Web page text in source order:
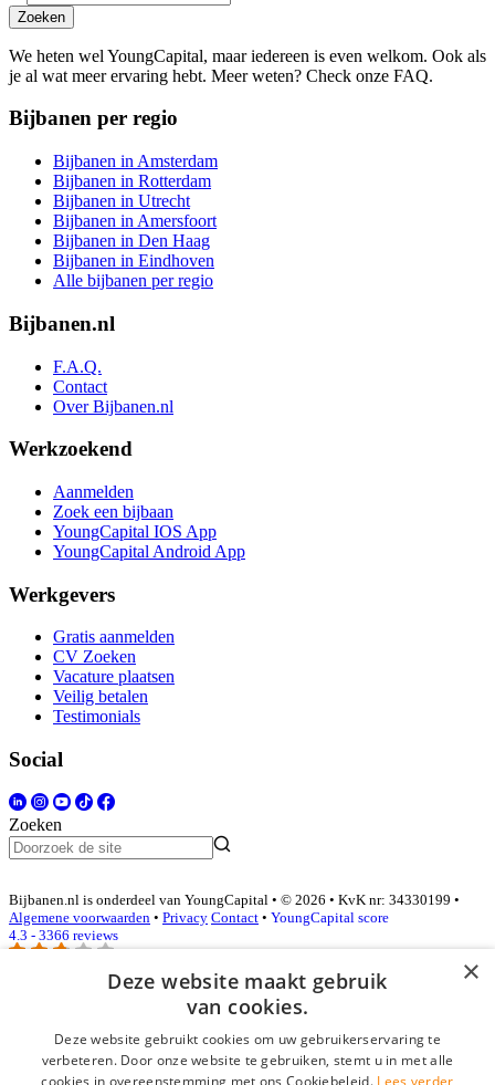
Zoeken
We heten wel YoungCapital, maar iedereen is even welkom. Ook als
je al wat meer ervaring hebt. Meer weten? Check onze FAQ.
Bijbanen per regio
Bijbanen in Amsterdam
Bijbanen in Rotterdam
Bijbanen in Utrecht
Bijbanen in Amersfoort
Bijbanen in Den Haag
Bijbanen in Eindhoven
Alle bijbanen per regio
Bijbanen.nl
F.A.Q.
Contact
Over Bijbanen.nl
Werkzoekend
Aanmelden
Zoek een bijbaan
YoungCapital IOS App
YoungCapital Android App
Werkgevers
Gratis aanmelden
CV Zoeken
Vacature plaatsen
Veilig betalen
Testimonials
Social
Zoeken
Bijbanen.nl is onderdeel van YoungCapital • © 2026 • KvK nr: 34330199 •
Algemene voorwaarden • Privacy Contact • YoungCapital score
4.3 - 3366 reviews
E-mail*
×
Deze website maakt gebruik
van cookies.
Deze website gebruikt cookies om uw gebruikerservaring te
verbeteren. Door onze website te gebruiken, stemt u in met alle
cookies in overeenstemming met ons Cookiebeleid. Lees verder